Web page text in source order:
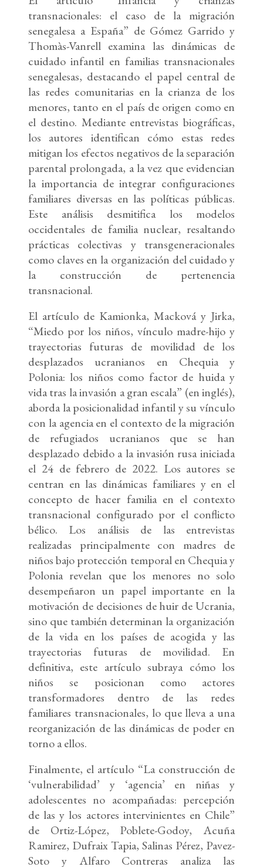
transnacionales: el caso de la migración
senegalesa a España” de Gómez Garrido y
Thomàs-Vanrell examina las dinámicas de
cuidado infantil en familias transnacionales
senegalesas, destacando el papel central de
las redes comunitarias en la crianza de los
menores, tanto en el país de origen como en
el destino. Mediante entrevistas biográficas,
los autores identifican cómo estas redes
mitigan los efectos negativos de la separación
parental prolongada, a la vez que evidencian
la importancia de integrar configuraciones
familiares diversas en las políticas públicas.
Este análisis desmitifica los modelos
occidentales de familia nuclear, resaltando
prácticas colectivas y transgeneracionales
como claves en la organización del cuidado y
la construcción de pertenencia
transnacional.
El artículo de Kamionka, Macková y Jirka,
“Miedo por los niños, vínculo madre-hijo y
trayectorias futuras de movilidad de los
desplazados ucranianos en Chequia y
Polonia: los niños como factor de huida y
vida tras la invasión a gran escala” (en inglés),
aborda la posicionalidad infantil y su vínculo
con la agencia en el contexto de la migración
de refugiados ucranianos que se han
desplazado debido a la invasión rusa iniciada
el 24 de febrero de 2022. Los autores se
centran en las dinámicas familiares y en el
concepto de hacer familia en el contexto
transnacional configurado por el conflicto
bélico. Los análisis de las entrevistas
realizadas principalmente con madres de
niños bajo protección temporal en Chequia y
Polonia revelan que los menores no solo
desempeñaron un papel importante en la
motivación de decisiones de huir de Ucrania,
sino que también determinan la organización
de la vida en los países de acogida y las
trayectorias futuras de movilidad. En
definitiva, este artículo subraya cómo los
niños se posicionan como actores
transformadores dentro de las redes
familiares transnacionales, lo que lleva a una
reorganización de las dinámicas de poder en
torno a ellos.
Finalmente, el artículo “La construcción de
‘vulnerabilidad’ y ‘agencia’ en niñas y
adolescentes no acompañadas: percepción
de las y los actores intervinientes en Chile”
de Ortiz-López, Poblete-Godoy, Acuña
Ramirez, Dufraix Tapia, Salinas Pérez, Pavez-
Soto y Alfaro Contreras analiza las